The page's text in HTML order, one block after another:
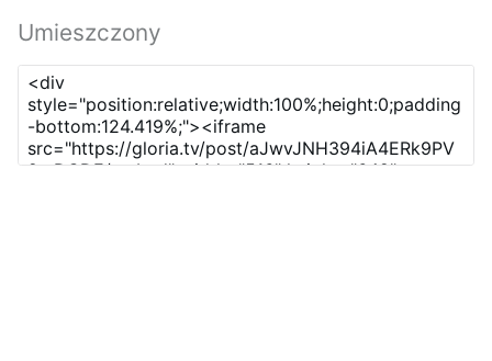
Umieszczony